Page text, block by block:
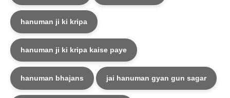
hanuman ji ki kripa
hanuman ji ki kripa kaise paye
hanuman bhajans jai hanuman gyan gun sagar